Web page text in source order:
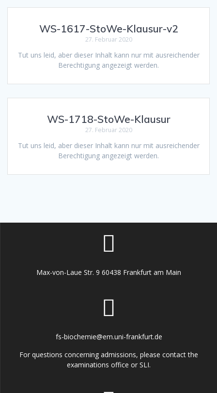
WS-1617-StoWe-Klausur-v2
27. Februar 2020
Tut uns leid, aber dieser Inhalt kann nur mit ausreichender
Berechtigung angezeigt werden.
WS-1718-StoWe-Klausur
27. Februar 2020
Tut uns leid, aber dieser Inhalt kann nur mit ausreichender
Berechtigung angezeigt werden.
Max-von-Laue Str. 9 60438 Frankfurt am Main
fs-biochemie@em.uni-frankfurt.de
For questions concerning admissions, please contact the
examinations office or SLI.